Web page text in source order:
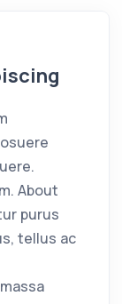
About
purus
tellus ac